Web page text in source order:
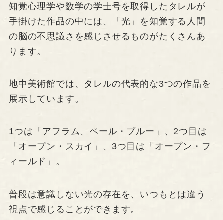
知覚心理学や数学の学士号を取得したタレルが
手掛けた作品の中には、「光」を知覚する人間
の脳の不思議さを感じさせるものがたくさんあ
ります。
地中美術館では、タレルの代表的な3つの作品を
展示しています。
1つは「アフラム、ペール・ブルー」、2つ目は
「オープン・スカイ」、3つ目は「オープン・フ
ィールド」。
普段は意識しない光の存在を、いつもとは違う
視点で感じることができます。